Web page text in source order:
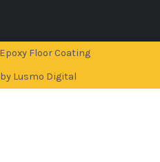
Floor Coating
Lusmo Digital